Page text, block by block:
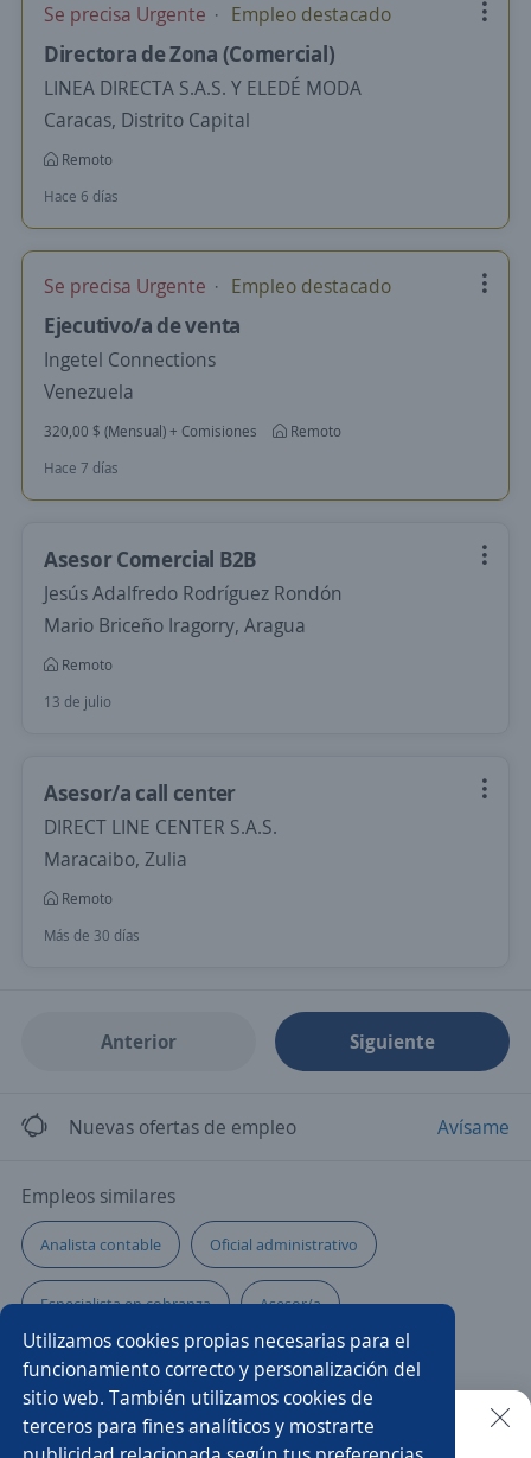
Utilizamos cookies propias necesarias para el
funcionamiento correcto y personalización del
sitio web. También utilizamos cookies de
terceros para fines analíticos y mostrarte
Se precisa Urgente Empleo destacado
Directora de Zona (Comercial)
LINEA DIRECTA S.A.S. Y ELEDÉ MODA
Caracas, Distrito Capital
Remoto
Hace 6 días
Se precisa Urgente Empleo destacado
Ejecutivo/a de venta
Ingetel Connections
Venezuela
320,00 $ (Mensual) + Comisiones
Remoto
Hace 7 días
Asesor Comercial B2B
Jesús Adalfredo Rodríguez Rondón
Mario Briceño Iragorry, Aragua
Remoto
13 de julio
Asesor/a call center
DIRECT LINE CENTER S.A.S.
Maracaibo, Zulia
Remoto
Más de 30 días
Anterior Siguiente
Nuevas ofertas de empleo Avísame
Empleos similares
Analista contable Oficial administrativo
Especialista en cobranza Asesor/a
Analista de compras Especialista en ventas
Asesor/a de ventas Analista Ejecutivo/a de ventas